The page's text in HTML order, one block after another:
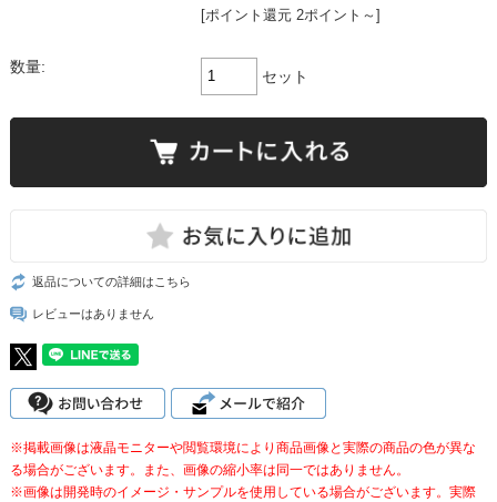
[ポイント還元 2ポイント～]
数量:
セット
返品についての詳細はこちら
レビューはありません
※掲載画像は液晶モニターや閲覧環境により商品画像と実際の商品の色が異な
る場合がございます。また、画像の縮小率は同一ではありません。
※画像は開発時のイメージ・サンプルを使用している場合がございます。実際